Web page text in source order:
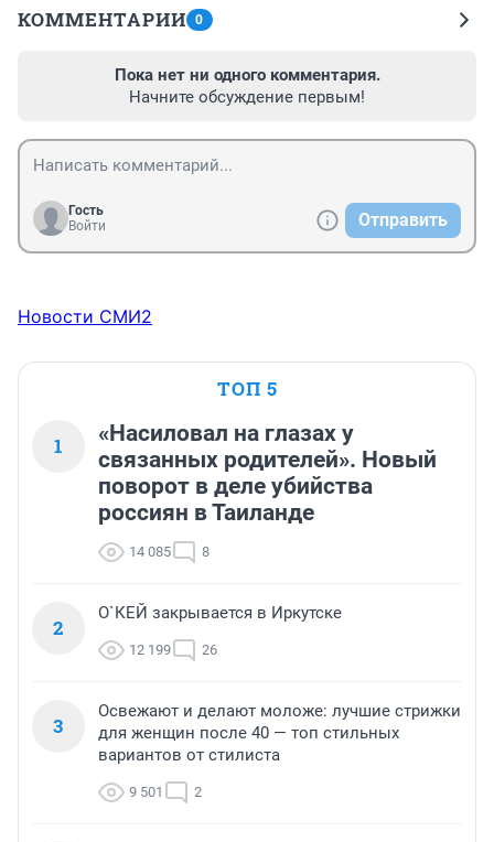
КОММЕНТАРИИ 0
Пока нет ни одного комментария.
Начните обсуждение первым!
Гость
Войти
Отправить
Новости СМИ2
ТОП 5
1
«Насиловал на глазах у
связанных родителей». Новый
поворот в деле убийства
россиян в Таиланде
14 085 8
2
О`КЕЙ закрывается в Иркутске
12 199 26
3
Освежают и делают моложе: лучшие стрижки
для женщин после 40 — топ стильных
вариантов от стилиста
9 501 2